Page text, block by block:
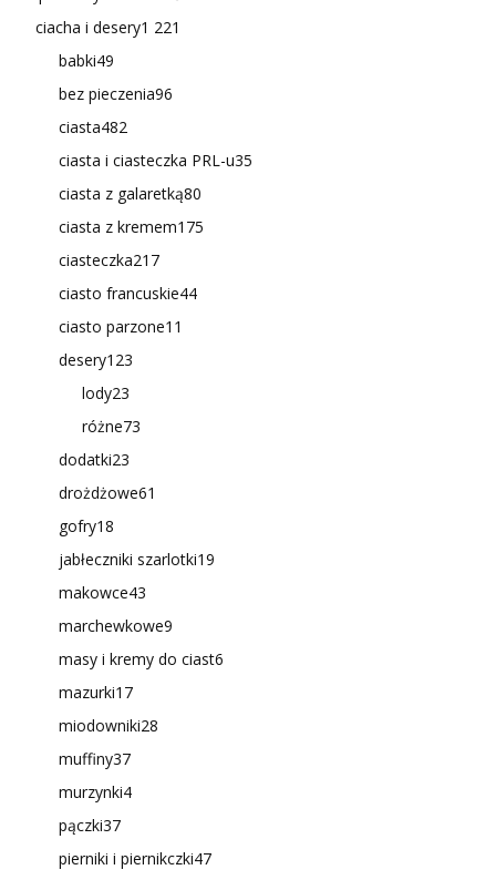
ciacha i desery1 221
babki49
bez pieczenia96
ciasta482
ciasta i ciasteczka PRL-u35
ciasta z galaretką80
ciasta z kremem175
ciasteczka217
ciasto francuskie44
ciasto parzone11
desery123
lody23
różne73
dodatki23
drożdżowe61
gofry18
jabłeczniki szarlotki19
makowce43
marchewkowe9
masy i kremy do ciast6
mazurki17
miodowniki28
muffiny37
murzynki4
pączki37
pierniki i piernikczki47